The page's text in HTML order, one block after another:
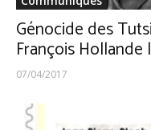
Génocide des
François Hollande
07/04/2017